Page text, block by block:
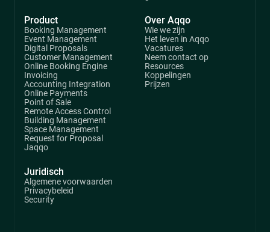
Product
Booking Management
Event Management
Digital Proposals
Customer Management
Online Booking Engine
Invoicing
Accounting Integration
Online Payments
Point of Sale
Remote Access Control
Building Management
Space Management
Request for Proposal
Jaqqo
Over Aqqo
Wie we zijn
Het leven in Aqqo
Vacatures
Neem contact op
Resources
Koppelingen
Prijzen
Juridisch
Algemene voorwaarden
Privacybeleid
Security